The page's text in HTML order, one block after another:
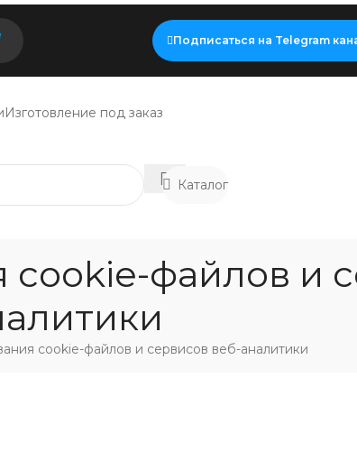
Подписаться на Telegram
Изготовление под заказ
Каталог
cookie-файлов и
cookie-файлов и сервисов веб-аналитики